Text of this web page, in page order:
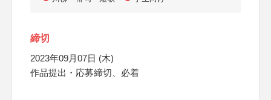
締切
2023年09月07日 (木)
作品提出・応募締切、必着